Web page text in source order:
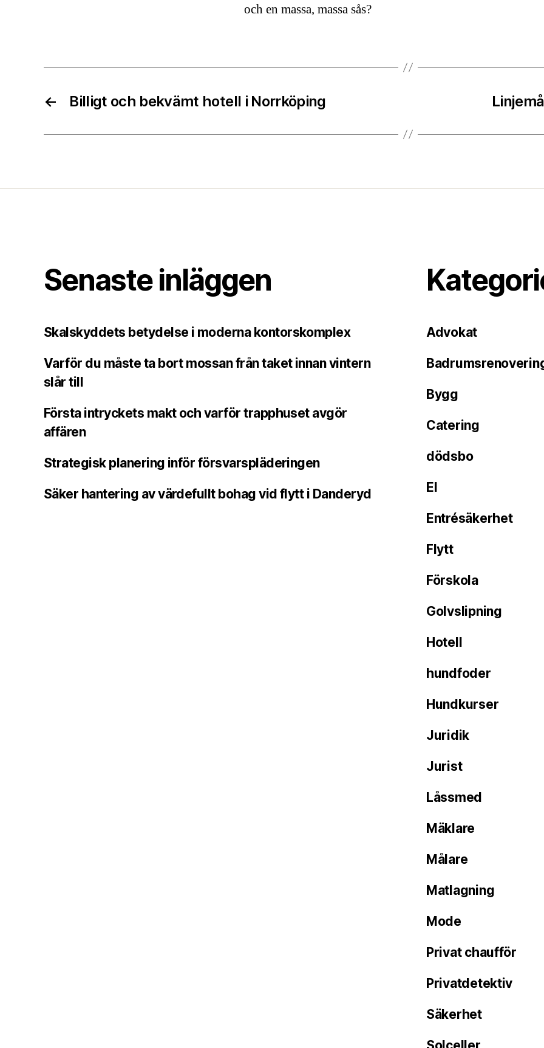
och en massa, massa sås?
← Billigt och bekvämt hotell i Norrköping
Senaste inläggen
Skalskyddets betydelse i moderna kontorskomplex
Varför du måste ta bort mossan från taket innan vintern
slår till
Första intryckets makt och varför trapphuset avgör
affären
Strategisk planering inför försvarspläderingen
Säker hantering av värdefullt bohag vid flytt i Danderyd
Advokat
Bygg
Catering
dödsbo
El
Entrésäkerhet
Flytt
Förskola
Golvslipning
Hotell
hundfoder
Hundkurser
Juridik
Jurist
Låssmed
Mäklare
Målare
Matlagning
Mode
Privat chaufför
Privatdetektiv
Säkerhet